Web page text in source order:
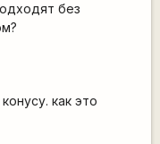
без
как это